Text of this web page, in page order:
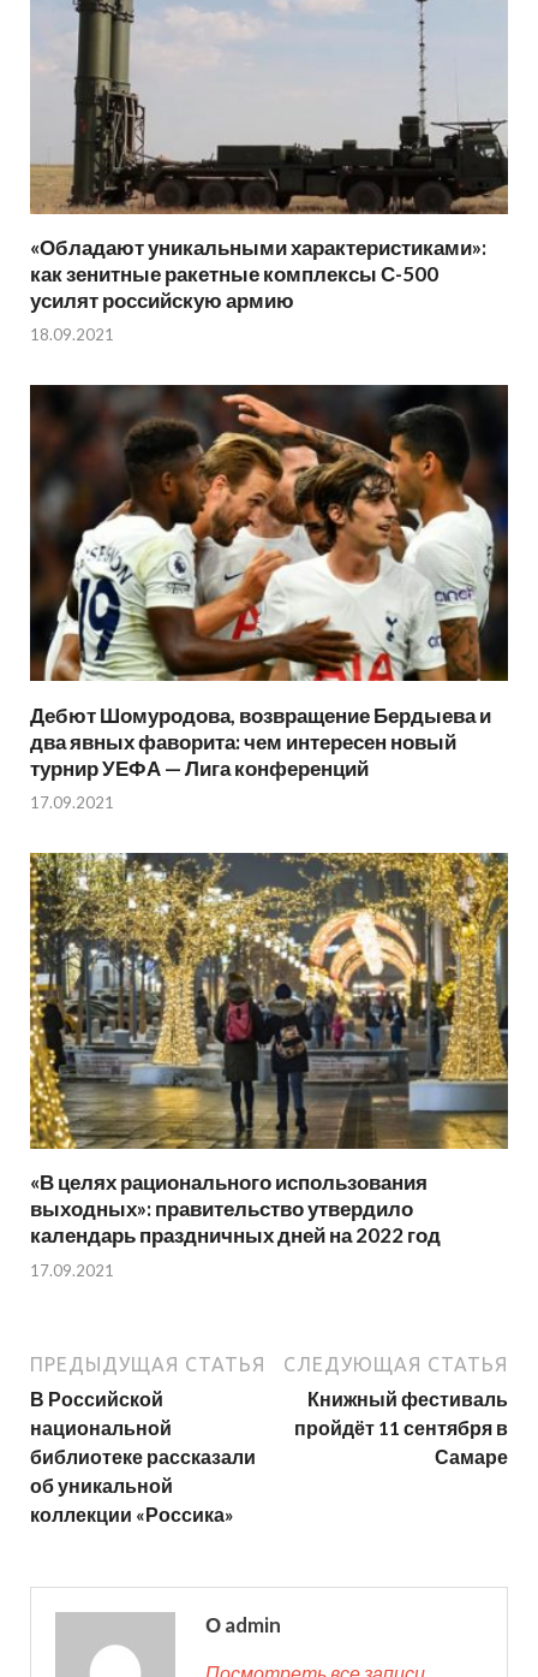
«Обладают уникальными характеристиками»:
как зенитные ракетные комплексы С-500
усилят российскую армию
18.09.2021
Дебют Шомуродова, возвращение Бердыева и
два явных фаворита: чем интересен новый
турнир УЕФА — Лига конференций
17.09.2021
«В целях рационального использования
выходных»: правительство утвердило
календарь праздничных дней на 2022 год
17.09.2021
ПРЕДЫДУЩАЯ СТАТЬЯ
В Российской
национальной
библиотеке рассказали
об уникальной
коллекции «Россика»
СЛЕДУЮЩАЯ СТАТЬЯ
Книжный фестиваль
пройдёт 11 сентября в
Самаре
О admin
Посмотреть все записи